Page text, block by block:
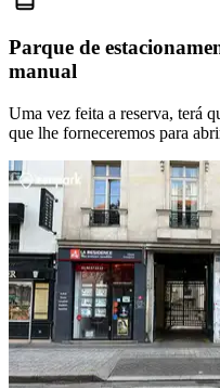
Parque de
manual
Uma vez feita a reserva, terá
que lhe forneceremos para